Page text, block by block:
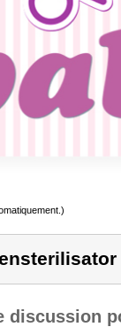
discussion